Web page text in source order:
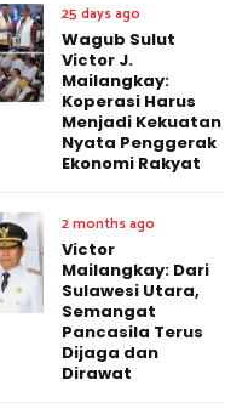
25 days ago
Wagub Sulut
Victor J.
Mailangkay:
Koperasi Harus
Menjadi Kekuatan
Nyata Penggerak
Ekonomi Rakyat
2 months ago
Victor
Mailangkay: Dari
Sulawesi Utara,
Semangat
Pancasila Terus
Dijaga dan
Dirawat